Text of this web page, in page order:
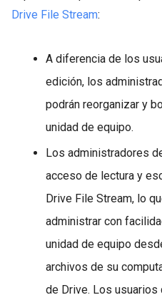
Drive File Stream:
A diferencia de los
edición, los
podrán reorganizar y
unidad de equipo.
Los administradores
acceso de lectura y
Drive File Stream, lo
administrar con
unidad de equipo
archivos de su
de Drive. Los